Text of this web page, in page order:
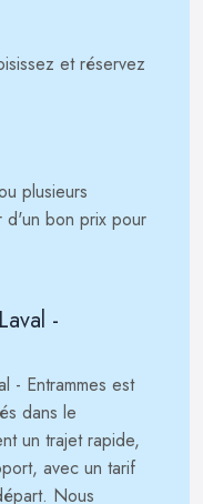
et réservez
plusieurs
d'un bon prix pour
-
- Entrammes est
dans le
un trajet rapide,
avec un tarif
Nous